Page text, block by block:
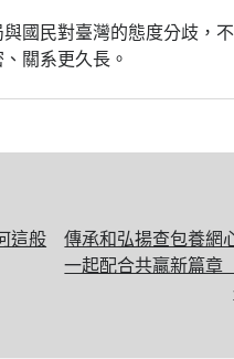
國民對臺灣的態度分歧，
關系更久長。
這般
傳承和弘揚查包養網
一起配合共贏新篇章